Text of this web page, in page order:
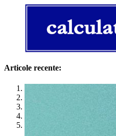
Articole recente: